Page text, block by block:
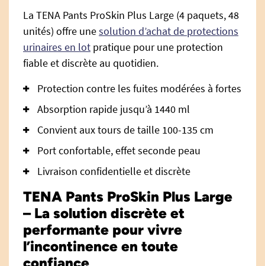
La TENA Pants ProSkin Plus Large (4 paquets, 48
unités) offre unesolution d’achat de protections
urinaires en lot pratique pour une protection
fiable et discrète au quotidien.
Protection contre les fuites modérées à fortes
Absorption rapide jusqu’à 1440 ml
Convient aux tours de taille 100-135 cm
Port confortable, effet seconde peau
Livraison confidentielle et discrète
TENA Pants ProSkin Plus Large
– La solution discrète et
performante pour vivre
l’incontinence en toute